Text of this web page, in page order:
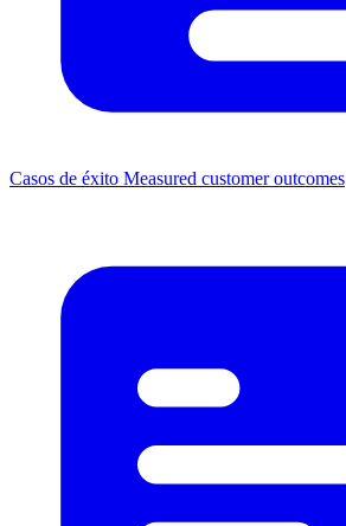
Casos de éxito Measured customer outcomes